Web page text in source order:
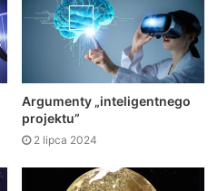
Argumenty „inteligentnego
projektu”
2 lipca 2024